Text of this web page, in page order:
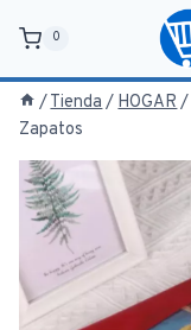
contenido
0
/Tienda / HOGAR /
Zapatos